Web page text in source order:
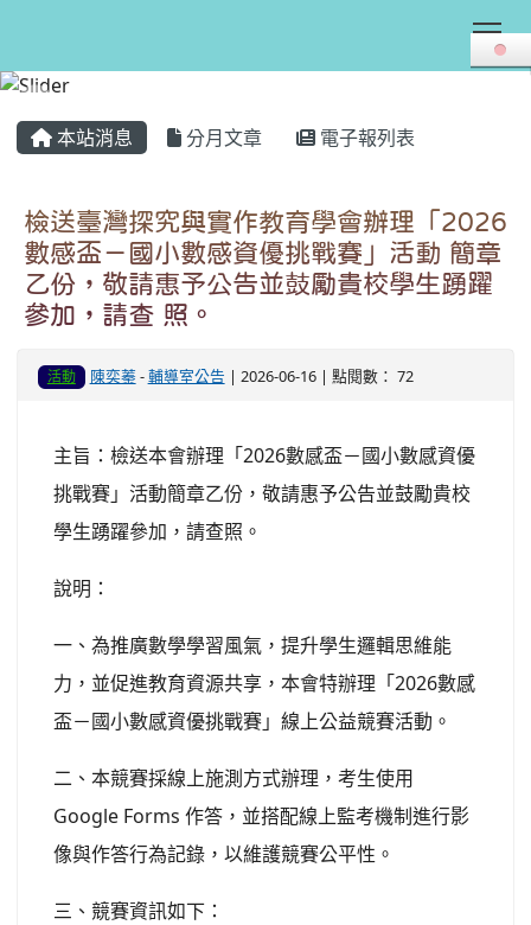
本站消息 分月文章 電子報列表
檢送臺灣探究與實作教育學會辦理「2026
數感盃－國小數感資優挑戰賽」活動 簡章
乙份，敬請惠予公告並鼓勵貴校學生踴躍
參加，請查 照。
活動 陳奕蓁-輔導室公告 | 2026-06-16 | 點閱數： 72
主旨：檢送本會辦理「2026數感盃－國小數感資優
挑戰賽」活動簡章乙份，敬請惠予公告並鼓勵貴校
學生踴躍參加，請查照。
說明：
一、為推廣數學學習風氣，提升學生邏輯思維能
力，並促進教育資源共享，本會特辦理「2026數感
盃－國小數感資優挑戰賽」線上公益競賽活動。
二、本競賽採線上施測方式辦理，考生使用
Google Forms 作答，並搭配線上監考機制進行影
像與作答行為記錄，以維護競賽公平性。
三、競賽資訊如下：